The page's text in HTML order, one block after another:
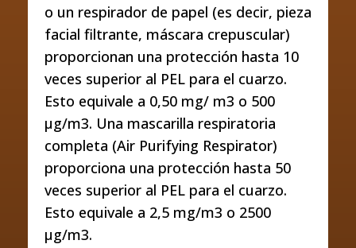
o un respirador de papel (es decir, pieza
facial filtrante, máscara crepuscular)
proporcionan una protección hasta 10
veces superior al PEL para el cuarzo.
Esto equivale a 0,50 mg/ m3 o 500
μg/m3. Una mascarilla respiratoria
completa (Air Purifying Respirator)
proporciona una protección hasta 50
veces superior al PEL para el cuarzo.
Esto equivale a 2,5 mg/m3 o 2500
μg/m3.